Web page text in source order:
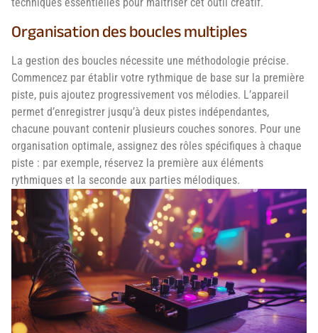
techniques essentielles pour maîtriser cet outil créatif.
Organisation des boucles multiples
La gestion des boucles nécessite une méthodologie précise.
Commencez par établir votre rythmique de base sur la première
piste, puis ajoutez progressivement vos mélodies. L’appareil
permet d’enregistrer jusqu’à deux pistes indépendantes,
chacune pouvant contenir plusieurs couches sonores. Pour une
organisation optimale, assignez des rôles spécifiques à chaque
piste : par exemple, réservez la première aux éléments
rythmiques et la seconde aux parties mélodiques.